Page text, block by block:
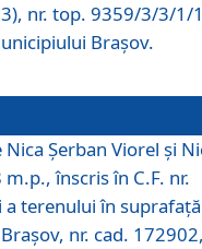
nr. top. 9359/3/3/1/
Brașov.
Șerban Viorel și
înscris în C.F. nr.
terenului în
nr. cad.